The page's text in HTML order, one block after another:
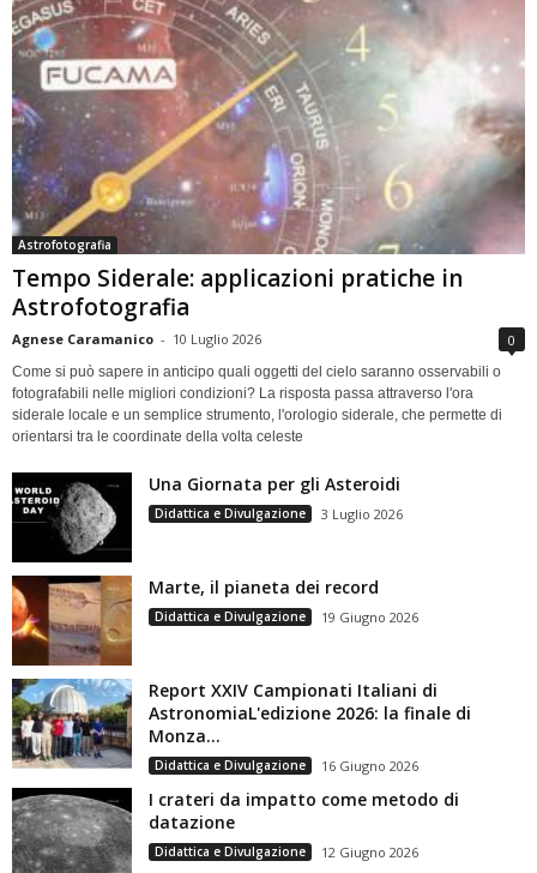
Astrofotografia
Tempo Siderale: applicazioni pratiche in
Astrofotografia
Agnese Caramanico - 10 Luglio 2026 0
Come si può sapere in anticipo quali oggetti del cielo saranno osservabili o
fotografabili nelle migliori condizioni? La risposta passa attraverso l'ora
siderale locale e un semplice strumento, l'orologio siderale, che permette di
orientarsi tra le coordinate della volta celeste
Una Giornata per gli Asteroidi
Didattica e Divulgazione 3 Luglio 2026
Marte, il pianeta dei record
Didattica e Divulgazione 19 Giugno 2026
Report XXIV Campionati Italiani di
AstronomiaL'edizione 2026: la finale di
Monza...
Didattica e Divulgazione 16 Giugno 2026
I crateri da impatto come metodo di
datazione
Didattica e Divulgazione 12 Giugno 2026